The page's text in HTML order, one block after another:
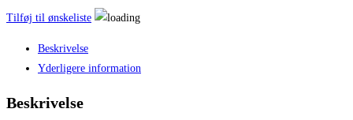
Tilføj til ønskeliste
Beskrivelse
Yderligere information
Beskrivelse